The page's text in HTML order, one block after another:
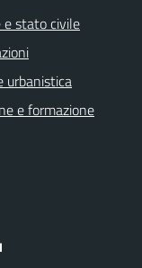
e stato civile
urbanistica
e formazione